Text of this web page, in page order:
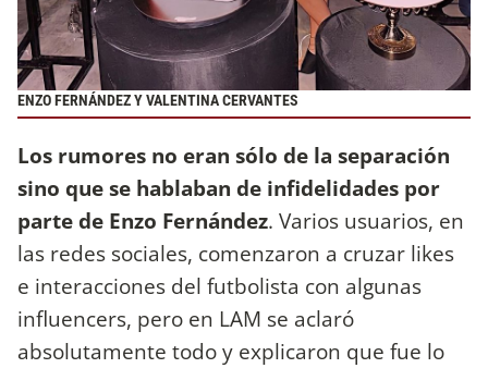
ENZO FERNÁNDEZ Y VALENTINA CERVANTES
Los rumores no eran sólo de la separación
sino que se hablaban de infidelidades por
parte de Enzo Fernández. Varios usuarios, en
las redes sociales, comenzaron a cruzar likes
e interacciones del futbolista con algunas
influencers, pero en LAM se aclaró
absolutamente todo y explicaron que fue lo